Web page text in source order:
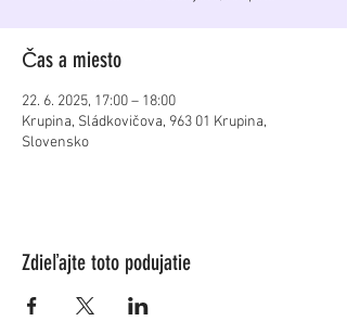
Čas a miesto
22. 6. 2025, 17:00 – 18:00
Krupina, Sládkovičova, 963 01 Krupina,
Slovensko
Zdieľajte toto podujatie